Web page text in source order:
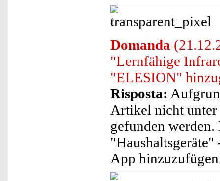
Domanda
"Lernfähige
"ELESION"
Risposta:
Artikel nicht
gefunden
App